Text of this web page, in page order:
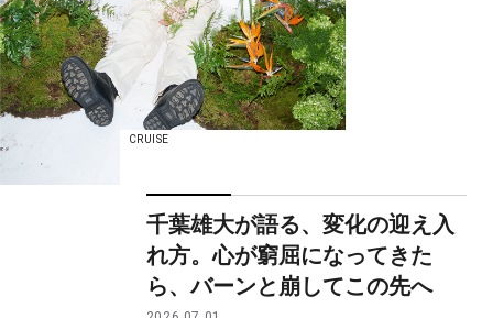
CRUISE
千葉雄大が語る、変化の迎え入
れ方。心が窮屈になってきた
ら、バーンと崩してこの先へ